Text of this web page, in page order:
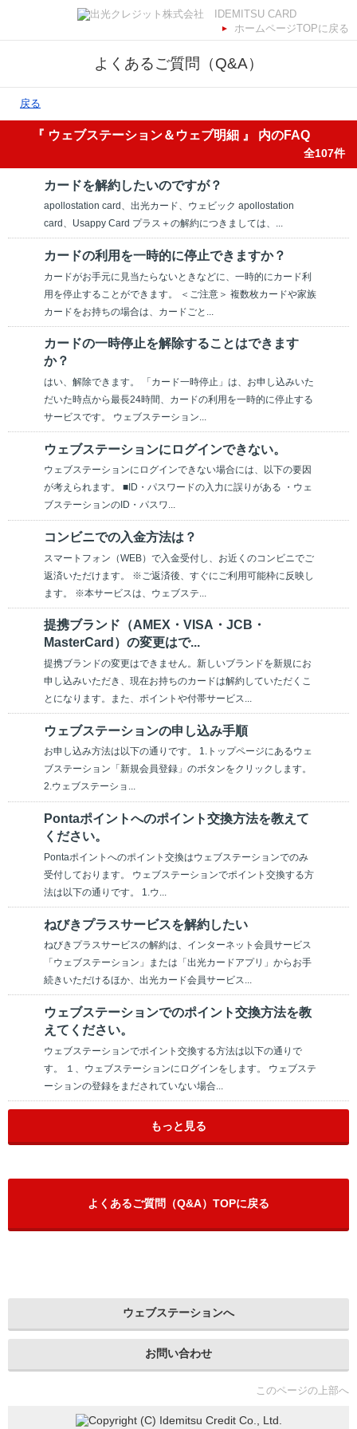
ホームページTOPに戻る
よくあるご質問（Q&A）
戻る
『 ウェブステーション＆ウェブ明細 』 内のFAQ
全107件
カードを解約したいのですが？
apollostation card、出光カード、ウェビック apollostation
card、Usappy Card プラス＋の解約につきましては、...
カードの利用を一時的に停止できますか？
カードがお手元に見当たらないときなどに、一時的にカード利
用を停止することができます。 ＜ご注意＞ 複数枚カードや家族
カードをお持ちの場合は、カードごと...
カードの一時停止を解除することはできます
か？
はい、解除できます。 「カード一時停止」は、お申し込みいた
だいた時点から最長24時間、カードの利用を一時的に停止する
サービスです。 ウェブステーション...
ウェブステーションにログインできない。
ウェブステーションにログインできない場合には、以下の要因
が考えられます。 ■ID・パスワードの入力に誤りがある ・ウェ
ブステーションのID・パスワ...
コンビニでの入金方法は？
スマートフォン（WEB）で入金受付し、お近くのコンビニでご
返済いただけます。 ※ご返済後、すぐにご利用可能枠に反映し
ます。 ※本サービスは、ウェブステ...
提携ブランド（AMEX・VISA・JCB・
MasterCard）の変更はで...
提携ブランドの変更はできません。新しいブランドを新規にお
申し込みいただき、現在お持ちのカードは解約していただくこ
とになります。また、ポイントや付帯サービス...
ウェブステーションの申し込み手順
お申し込み方法は以下の通りです。 1.トップページにあるウェ
ブステーション「新規会員登録」のボタンをクリックします。
2.ウェブステーショ...
Pontaポイントへのポイント交換方法を教えて
ください。
Pontaポイントへのポイント交換はウェブステーションでのみ
受付しております。 ウェブステーションでポイント交換する方
法は以下の通りです。 1.ウ...
ねびきプラスサービスを解約したい
ねびきプラスサービスの解約は、インターネット会員サービス
「ウェブステーション」または「出光カードアプリ」からお手
続きいただけるほか、出光カード会員サービス...
ウェブステーションでのポイント交換方法を教
えてください。
ウェブステーションでポイント交換する方法は以下の通りで
す。 １、ウェブステーションにログインをします。 ウェブステ
ーションの登録をまだされていない場合...
もっと見る
よくあるご質問（Q&A）TOPに戻る
ウェブステーションへ
お問い合わせ
このページの上部へ